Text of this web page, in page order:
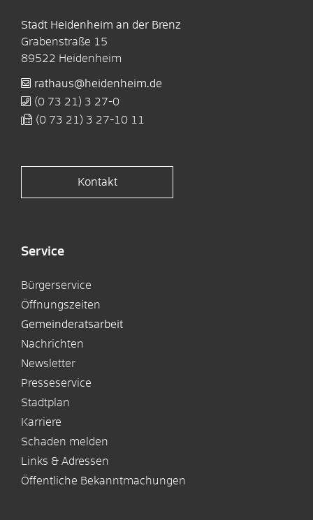
Stadt Heidenheim an der Brenz
Grabenstraße 15
89522 Heidenheim
rathaus@heidenheim.de
(0 73 21) 3 27-0
(0 73 21) 3 27-10 11
Kontakt
Service
Bürgerservice
Öffnungszeiten
Gemeinderatsarbeit
Nachrichten
Newsletter
Presseservice
Stadtplan
Karriere
Schaden melden
Links & Adressen
Öffentliche Bekanntmachungen